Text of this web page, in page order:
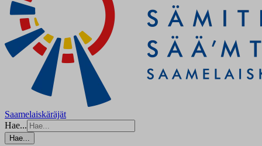
Saamelaiskäräjät
Hae...
Hae...